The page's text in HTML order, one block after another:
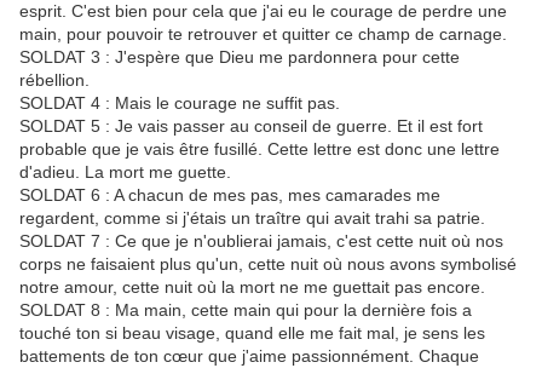
esprit. C'est bien pour cela que j'ai eu le courage de perdre une
main, pour pouvoir te retrouver et quitter ce champ de carnage.
SOLDAT 3 : J'espère que Dieu me pardonnera pour cette
rébellion.
SOLDAT 4 : Mais le courage ne suffit pas.
SOLDAT 5 : Je vais passer au conseil de guerre. Et il est fort
probable que je vais être fusillé. Cette lettre est donc une lettre
d'adieu. La mort me guette.
SOLDAT 6 : A chacun de mes pas, mes camarades me
regardent, comme si j'étais un traître qui avait trahi sa patrie.
SOLDAT 7 : Ce que je n'oublierai jamais, c'est cette nuit où nos
corps ne faisaient plus qu'un, cette nuit où nous avons symbolisé
notre amour, cette nuit où la mort ne me guettait pas encore.
SOLDAT 8 : Ma main, cette main qui pour la dernière fois a
touché ton si beau visage, quand elle me fait mal, je sens les
battements de ton cœur que j'aime passionnément. Chaque